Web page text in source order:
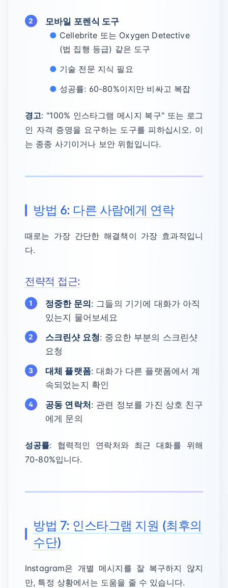
모바일 포렌식 도구
Cellebrite 또는 Oxygen Detective
(법 집행 등급) 같은 도구
기술 전문 지식 필요
성공률: 60-80%이지만 비싸고 복잡
경고: "100% 인스타그램 메시지 복구" 또는 로그
인 자격 증명을 요구하는 도구를 피하십시오. 이
는 종종 사기이거나 보안 위험입니다.
방법 6: 다른 사람에게 연락
때로는 가장 간단한 해결책이 가장 효과적입니
다.
전략적 접근:
정중한 문의 : 그들의 기기에 대화가 아직
있는지 물어보세요
스크린샷 요청: 중요한 부분의 스크린샷
요청
대체 플랫폼: 대화가 다른 플랫폼에서 계
속되었는지 확인
공동 연락처 : 관련 정보를 가진 상호 친구
에게 문의
성공률: 협력적인 연락처와 최근 대화를 위해
70-80%입니다.
방법 7: 인스타그램 지원 (최후의
수단)
Instagram은 개별 메시지를 잘 복구하지 않지
만, 특정 상황에서는 도움을 줄 수 있습니다.